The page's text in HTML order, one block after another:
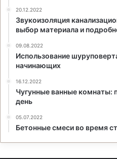
20.12.2022
Звукоизоляция
выбор материала и
09.08.2022
Использование
начинающих
16.12.2022
Чугунные ванные комнаты:
день
05.07.2022
Бетонные смеси во время